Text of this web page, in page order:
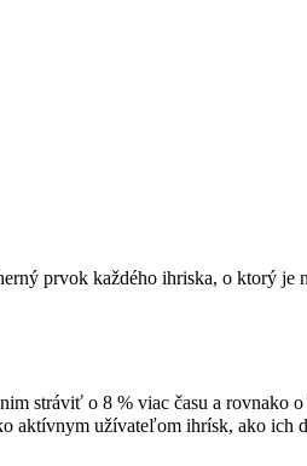
prvok každého ihriska, o ktorý je
stráviť o 8 % viac času a rovnako
aktívnym užívateľom ihrísk, ako ich